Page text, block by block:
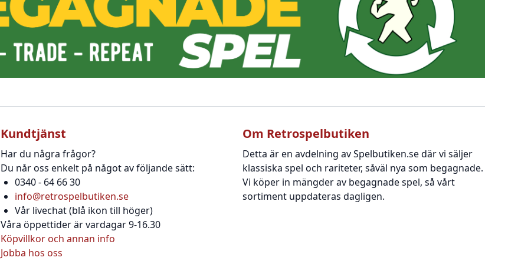
Kundtjänst
Har du några frågor?
Du når oss enkelt på något av följande sätt:
0340 - 64 66 30
info@retrospelbutiken.se
Vår livechat (blå ikon till höger)
Våra öppettider är vardagar 9-16.30
Köpvillkor och annan info
Jobba hos oss
Om Retrospelbutiken
Detta är en avdelning av Spelbutiken.se där vi säljer
klassiska spel och rariteter, såväl nya som begagnade.
Vi köper in mängder av begagnade spel, så vårt
sortiment uppdateras dagligen.